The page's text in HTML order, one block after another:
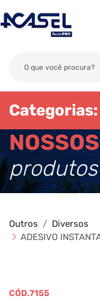
Categorias:
NOSSOS
produtos
Outros
Diversos
ADESIVO
7155